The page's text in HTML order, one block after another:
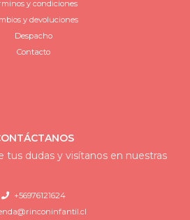
y condiciones
y devoluciones
Despacho
Contacto
tus dudas y visítanos en nuestras
+56976121624